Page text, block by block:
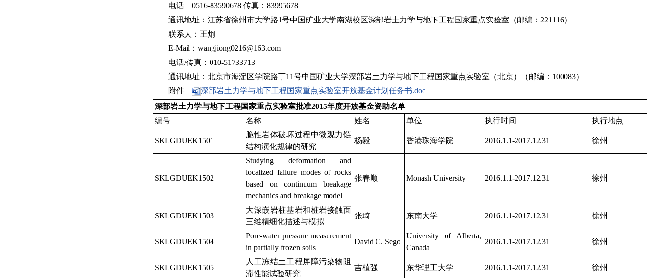
电话：0516-83590678 传真：83995678
通讯地址：江苏省徐州市大学路1号中国矿业大学南湖校区深部岩土力学与地下工程国家重点实验室（邮编：221116）
联系人：王炯
E-Mail：wangjiong0216@163.com
电话/传真：010-51733713
通讯地址：北京市海淀区学院路丁11号中国矿业大学深部岩土力学与地下工程国家重点实验室（北京）（邮编：100083）
附件：
深部岩土力学与地下工程国家重点实验室开放基金计划任务书.doc
深部岩土力学与地下工程国家重点实验室批准2015年度开放基金资助名单
编号
名称 姓名 单位 执行时间 执行地点
SKLGDUEK1501
脆性岩体破坏过程中微观力链
结构演化规律的研究
杨毅 香港珠海学院 2016.1.1-2017.12.31 徐州
SKLGDUEK1502
Studying deformation and
localized failure modes of rocks
based on continuum breakage
mechanics and breakage model
张春顺 Monash University 2016.1.1-2017.12.31 徐州
SKLGDUEK1503
大深嵌岩桩基岩和桩岩接触面
三维精细化描述与模拟
张琦 东南大学 2016.1.1-2017.12.31 徐州
SKLGDUEK1504
Pore-water pressure measurement
in partially frozen soils
David C. Sego
University of Alberta,
Canada
2016.1.1-2017.12.31 徐州
SKLGDUEK1505
人工冻结土工程屏障污染物阻
滞性能试验研究
吉植强 东华理工大学 2016.1.1-2017.12.31 徐州